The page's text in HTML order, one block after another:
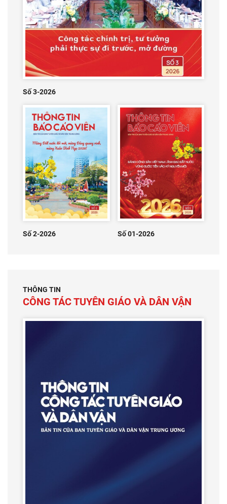
Số 3-2026
Số 2-2026 Số 01-2026
THÔNG TIN
CÔNG TÁC TUYÊN GIÁO VÀ DÂN VẬN